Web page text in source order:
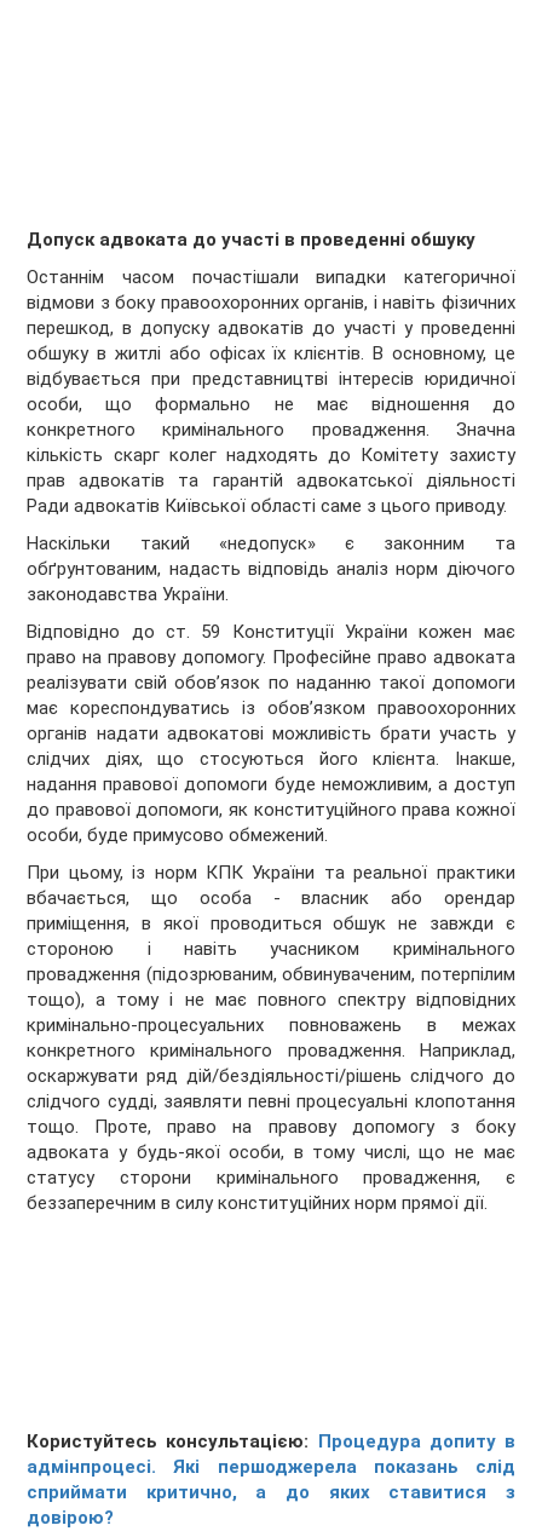
Допуск адвоката до участі в проведенні обшуку
Останнім часом почастішали випадки категоричної
відмови з боку правоохоронних органів, і навіть фізичних
перешкод, в допуску адвокатів до участі у проведенні
обшуку в житлі або офісах їх клієнтів. В основному, це
відбувається при представництві інтересів юридичної
особи, що формально не має відношення до
конкретного кримінального провадження. Значна
кількість скарг колег надходять до Комітету захисту
прав адвокатів та гарантій адвокатської діяльності
Ради адвокатів Київської області саме з цього приводу.
Наскільки такий «недопуск» є законним та
обґрунтованим, надасть відповідь аналіз норм діючого
законодавства України.
Відповідно до ст. 59 Конституції України кожен має
право на правову допомогу. Професійне право адвоката
реалізувати свій обов’язок по наданню такої допомоги
має кореспондуватись із обов’язком правоохоронних
органів надати адвокатові можливість брати участь у
слідчих діях, що стосуються його клієнта. Інакше,
надання правової допомоги буде неможливим, а доступ
до правової допомоги, як конституційного права кожної
особи, буде примусово обмежений.
При цьому, із норм КПК України та реальної практики
вбачається, що особа - власник або орендар
приміщення, в якої проводиться обшук не завжди є
стороною і навіть учасником кримінального
провадження (підозрюваним, обвинуваченим, потерпілим
тощо), а тому і не має повного спектру відповідних
кримінально-процесуальних повноважень в межах
конкретного кримінального провадження. Наприклад,
оскаржувати ряд дій/бездіяльності/рішень слідчого до
слідчого судді, заявляти певні процесуальні клопотання
тощо. Проте, право на правову допомогу з боку
адвоката у будь-якої особи, в тому числі, що не має
статусу сторони кримінального провадження, є
беззаперечним в силу конституційних норм прямої дії.
Користуйтесь консультацією: Процедура допиту в
адмінпроцесі. Які першоджерела показань слід
сприймати критично, а до яких ставитися з
довірою?